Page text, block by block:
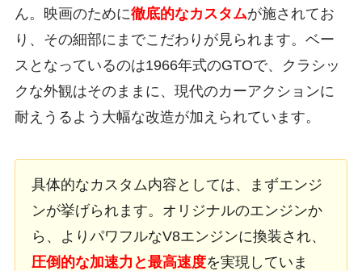
ん。映画のために徹底的なカスタムが施されてお
り、その細部にまでこだわりが見られます。ベー
スとなっているのは1966年式のGTOで、クラシッ
クな外観はそのままに、現代のカーアクションに
耐えうるよう大幅な改造が加えられています。
具体的なカスタム内容としては、まずエンジ
ンが挙げられます。オリジナルのエンジンか
ら、よりパワフルなV8エンジンに換装され、
圧倒的な加速力と最高速度を実現していま